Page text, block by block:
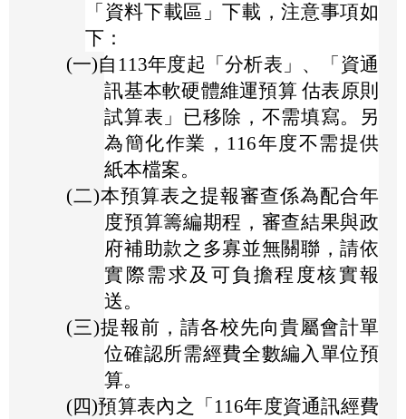
「資料下載區」下載，注意事項如
下：
(一)自113年度起「分析表」、「資通
訊基本軟硬體維運預算 估表原則
試算表」已移除，不需填寫。另
為簡化作業，116年度不需提供
紙本檔案。
(二)本預算表之提報審查係為配合年
度預算籌編期程，審查結果與政
府補助款之多寡並無關聯，請依
實際需求及可負擔程度核實報
送。
(三)提報前，請各校先向貴屬會計單
位確認所需經費全數編入單位預
算。
(四)預算表內之「116年度資通訊經費